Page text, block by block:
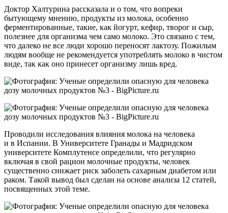
Доктор Халтурина рассказала и о том, что вопреки
бытующему мнению, продукты из молока, особенно
ферментированные, такие, как йогурт, кефир, творог и сыр,
полезнее для организма чем само молоко. Это связано с тем,
что далеко не все люди хорошо переносят лактозу. Пожилым
людям вообще не рекомендуется употреблять молоко в чистом
виде, так как оно принесет организму лишь вред.
Проводили исследования влияния молока на человека
и в Испании. В Университете Гранады и Мадридском
университете Комплутенсе определили, что регулярно
включая в свой рацион молочные продукты, человек
существенно снижает риск заболеть сахарным диабетом или
раком. Такой вывод был сделан на основе анализа 12 статей,
посвященных этой теме.